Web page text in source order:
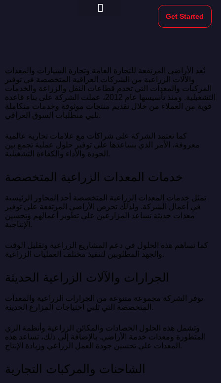
Get Started
تُعد الأراضي المرتفعة للتجارة العامة وتجارة السيارات والمعدات
والآلات الزراعية من الشركات العراقية المتخصصة في توفير
المركبات والمعدات التي تخدم قطاعات النقل والزراعة والخدمات
التشغيلية. ومنذ تأسيسها عام 2012، عملت الشركة على بناء قاعدة
قوية من العملاء من خلال تقديم منتجات موثوقة وخدمات متكاملة
تلبي متطلبات السوق العراقي.
كما تعتمد الشركة على شراكات مع علامات تجارية عالمية
معروفة، الأمر الذي يساعدها على توفير حلول عملية تجمع بين
الجودة والأداء والكفاءة التشغيلية.
خدمات المعدات الزراعية المتخصصة
تمثل خدمات المعدات الزراعية المتخصصة أحد المحاور الرئيسية
في أعمال الشركة. ولذلك تحرص الأراضي المرتفعة على توفير
معدات حديثة تساعد المزارعين على تطوير أعمالهم وتحسين
الإنتاجية.
كما تساهم هذه الحلول في دعم المشاريع الزراعية وتقليل الوقت
والجهد المطلوبين لتنفيذ مختلف العمليات الزراعية.
الجرارات والآلات الزراعية الحديثة
توفر الشركة مجموعة متنوعة من الجرارات الزراعية والمعدات
المتخصصة التي تلبي احتياجات المزارع الحديثة.
وتشمل هذه الحلول الحصادات والمكائن الزراعية وأنظمة الري
المتطورة ومعدات خدمة الأراضي. بالإضافة إلى ذلك، تساعد هذه
المعدات على تحسين جودة العمل الزراعي وزيادة الإنتاج.
الشاحنات والمركبات التجارية